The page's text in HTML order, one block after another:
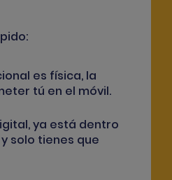
es física, la
tú en el móvil.
, ya está dentro
solo tienes que